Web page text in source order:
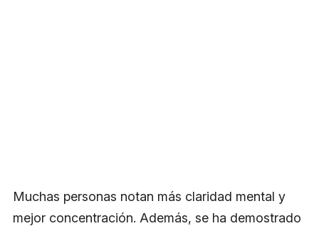
Muchas personas notan más claridad mental y
mejor concentración. Además, se ha demostrado